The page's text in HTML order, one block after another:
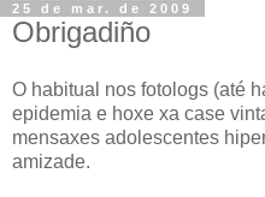
25 de mar. de 2009
Obrigadiño
O habitual nos fotologs (até
epidemia e hoxe xa case
mensaxes adolescentes
amizade.